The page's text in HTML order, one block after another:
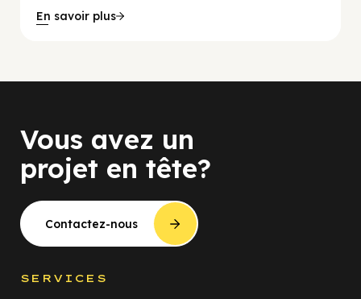
En savoir plus
Vous avez un
projet en tête?
Contactez-nous
SERVICES